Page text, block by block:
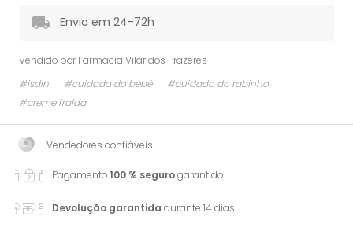
Envio em 24-72h
Vendido por Farmácia Vilar dos Prazeres
#isdin
#cuidado do bebé
#cuidado do rabinho
#creme fralda
Vendedores confiáveis
Pagamento100 % segurogarantido
Devolução garantida durante 14 dias